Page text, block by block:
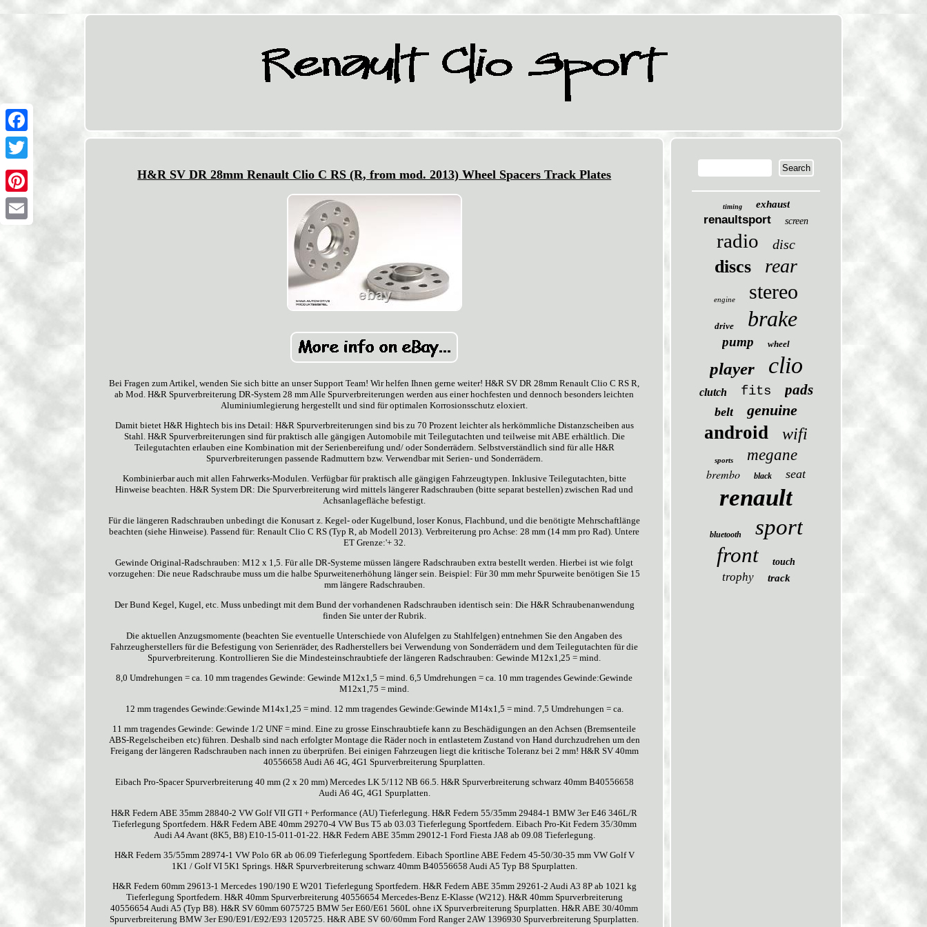
Facebook
Twitter
Pinterest
H&R SV DR 28mm Renault Clio C RS (R, from mod. 2013) Wheel Spacers Track Plates
Bei Fragen zum Artikel, wenden Sie sich bitte an unser Support Team! Wir helfen Ihnen gerne weiter! H&R SV DR 28mm Renault Clio C RS R,
ab Mod. H&R Spurverbreiterung DR-System 28 mm Alle Spurverbreiterungen werden aus einer hochfesten und dennoch besonders leichten
Aluminiumlegierung hergestellt und sind für optimalen Korrosionsschutz eloxiert.
Damit bietet H&R Hightech bis ins Detail: H&R Spurverbreiterungen sind bis zu 70 Prozent leichter als herkömmliche Distanzscheiben aus
Stahl. H&R Spurverbreiterungen sind für praktisch alle gängigen Automobile mit Teilegutachten und teilweise mit ABE erhältlich. Die
Teilegutachten erlauben eine Kombination mit der Serienbereifung und/ oder Sonderrädern. Selbstverständlich sind für alle H&R
Spurverbreiterungen passende Radmuttern bzw. Verwendbar mit Serien- und Sonderrädern.
Kombinierbar auch mit allen Fahrwerks-Modulen. Verfügbar für praktisch alle gängigen Fahrzeugtypen. Inklusive Teilegutachten, bitte
Hinweise beachten. H&R System DR: Die Spurverbreiterung wird mittels längerer Radschrauben (bitte separat bestellen) zwischen Rad und
Achsanlagefläche befestigt.
Für die längeren Radschrauben unbedingt die Konusart z. Kegel- oder Kugelbund, loser Konus, Flachbund, und die benötigte Mehrschaftlänge
beachten (siehe Hinweise). Passend für: Renault Clio C RS (Typ R, ab Modell 2013). Verbreiterung pro Achse: 28 mm (14 mm pro Rad). Untere
ET Grenze:'+ 32.
Gewinde Original-Radschrauben: M12 x 1,5. Für alle DR-Systeme müssen längere Radschrauben extra bestellt werden. Hierbei ist wie folgt
vorzugehen: Die neue Radschraube muss um die halbe Spurweitenerhöhung länger sein. Beispiel: Für 30 mm mehr Spurweite benötigen Sie 15
mm längere Radschrauben.
Der Bund Kegel, Kugel, etc. Muss unbedingt mit dem Bund der vorhandenen Radschrauben identisch sein: Die H&R Schraubenanwendung
finden Sie unter der Rubrik.
Die aktuellen Anzugsmomente (beachten Sie eventuelle Unterschiede von Alufelgen zu Stahlfelgen) entnehmen Sie den Angaben des
Fahrzeugherstellers für die Befestigung von Serienräder, des Radherstellers bei Verwendung von Sonderrädern und dem Teilegutachten für die
Spurverbreiterung. Kontrollieren Sie die Mindesteinschraubtiefe der längeren Radschrauben: Gewinde M12x1,25 = mind.
8,0 Umdrehungen = ca. 10 mm tragendes Gewinde: Gewinde M12x1,5 = mind. 6,5 Umdrehungen = ca. 10 mm tragendes Gewinde:Gewinde
M12x1,75 = mind.
12 mm tragendes Gewinde:Gewinde M14x1,25 = mind. 12 mm tragendes Gewinde:Gewinde M14x1,5 = mind. 7,5 Umdrehungen = ca.
11 mm tragendes Gewinde: Gewinde 1/2 UNF = mind. Eine zu grosse Einschraubtiefe kann zu Beschädigungen an den Achsen (Bremsenteile
ABS-Regelscheiben etc) führen. Deshalb sind nach erfolgter Montage die Räder noch in entlastetem Zustand von Hand durchzudrehen um den
Freigang der längeren Radschrauben nach innen zu überprüfen. Bei einigen Fahrzeugen liegt die kritische Toleranz bei 2 mm! H&R SV 40mm
40556658 Audi A6 4G, 4G1 Spurverbreiterung Spurplatten.
Eibach Pro-Spacer Spurverbreiterung 40 mm (2 x 20 mm) Mercedes LK 5/112 NB 66.5. H&R Spurverbreiterung schwarz 40mm B40556658
Audi A6 4G, 4G1 Spurplatten.
H&R Federn ABE 35mm 28840-2 VW Golf VII GTI + Performance (AU) Tieferlegung. H&R Federn 55/35mm 29484-1 BMW 3er E46 346L/R
Tieferlegung Sportfedern. H&R Federn ABE 40mm 29270-4 VW Bus T5 ab 03.03 Tieferlegung Sportfedern. Eibach Pro-Kit Federn 35/30mm
Audi A4 Avant (8K5, B8) E10-15-011-01-22. H&R Federn ABE 35mm 29012-1 Ford Fiesta JA8 ab 09.08 Tieferlegung.
H&R Federn 35/55mm 28974-1 VW Polo 6R ab 06.09 Tieferlegung Sportfedern. Eibach Sportline ABE Federn 45-50/30-35 mm VW Golf V
1K1 / Golf VI 5K1 Springs. H&R Spurverbreiterung schwarz 40mm B40556658 Audi A5 Typ B8 Spurplatten.
H&R Federn 60mm 29613-1 Mercedes 190/190 E W201 Tieferlegung Sportfedern. H&R Federn ABE 35mm 29261-2 Audi A3 8P ab 1021 kg
Tieferlegung Sportfedern. H&R 40mm Spurverbreiterung 40556654 Mercedes-Benz E-Klasse (W212). H&R 40mm Spurverbreiterung
40556654 Audi A5 (Typ B8). H&R SV 60mm 6075725 BMW 5er E60/E61 560L ohne iX Spurverbreiterung Spurplatten. H&R ABE 30/40mm
Spurverbreiterung BMW 3er E90/E91/E92/E93 1205725. H&R ABE SV 60/60mm Ford Ranger 2AW 1396930 Spurverbreiterung Spurplatten.
timing exhaust
renaultsport screen
radio disc
discs rear
engine stereo
drive brake
pump wheel
player clio
clutch fits pads
belt genuine
android wifi
sports megane
brembo black seat
renault
bluetooth sport
front touch
trophy track